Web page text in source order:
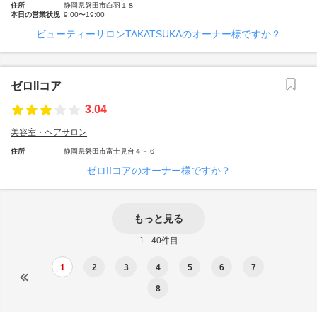
住所
静岡県磐田市白羽１８
本日の営業状況 9:00〜19:00
ビューティーサロンTAKATSUKAのオーナー様ですか？
ゼロIIコア
3.04
美容室・ヘアサロン
住所 静岡県磐田市富士見台４－６
ゼロIIコアのオーナー様ですか？
もっと見る
1 - 40件目
1 2 3 4 5 6 7
8